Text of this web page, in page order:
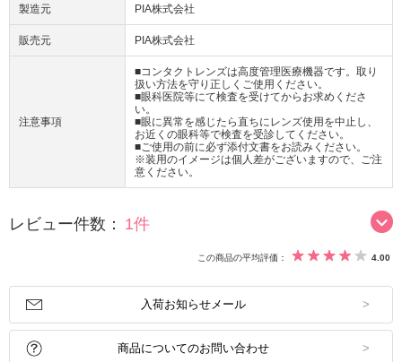
製造元 PIA株式会社
販売元 PIA株式会社
注意事項
■コンタクトレンズは高度管理医療機器です。取り
扱い方法を守り正しくご使用ください。
■眼科医院等にて検査を受けてからお求めくださ
い。
■眼に異常を感じたら直ちにレンズ使用を中止し、
お近くの眼科等で検査を受診してください。
■ご使用の前に必ず添付文書をお読みください。
※装用のイメージは個人差がございますので、ご注
意ください。
レビュー件数： 1件
この商品の平均評価： 4.00
入荷お知らせメール
商品についてのお問い合わせ